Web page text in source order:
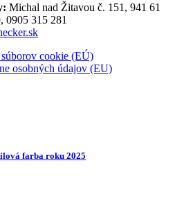
Michal nad Žitavou č. 151, 941 61
0905 315 281
cookie (EÚ)
osobných údajov (EU)
farba roku 2025